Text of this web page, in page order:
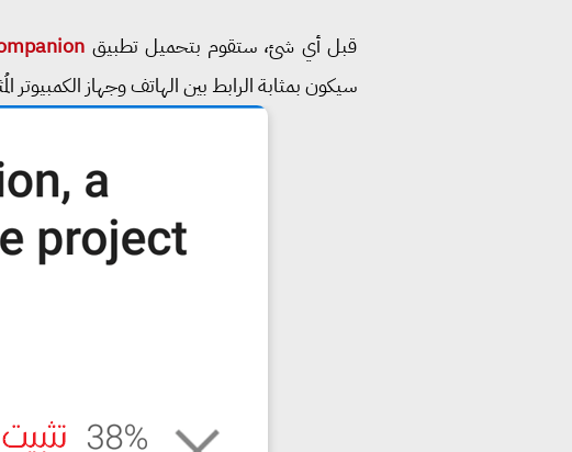
قبل أي شئ، ستقوم بتحميل تطبيق
سيكون بمثابة الرابط بين الهاتف وجهاز الكمبيوتر